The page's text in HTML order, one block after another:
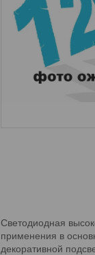
Светодиодная
применения в
декоративной